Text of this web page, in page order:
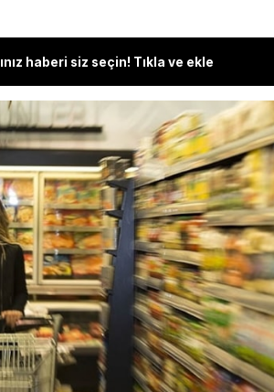
haberi siz seçin! Tıkla ve ekle
rakamları ENAG ve TÜİK
İki kurum tarafından
fark dikkat çekti.